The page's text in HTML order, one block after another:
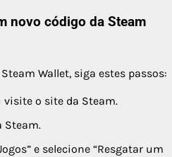
novo código da Steam
Wallet, siga estes passos:
visite o site da Steam.
Steam.
e selecione “Resgatar um